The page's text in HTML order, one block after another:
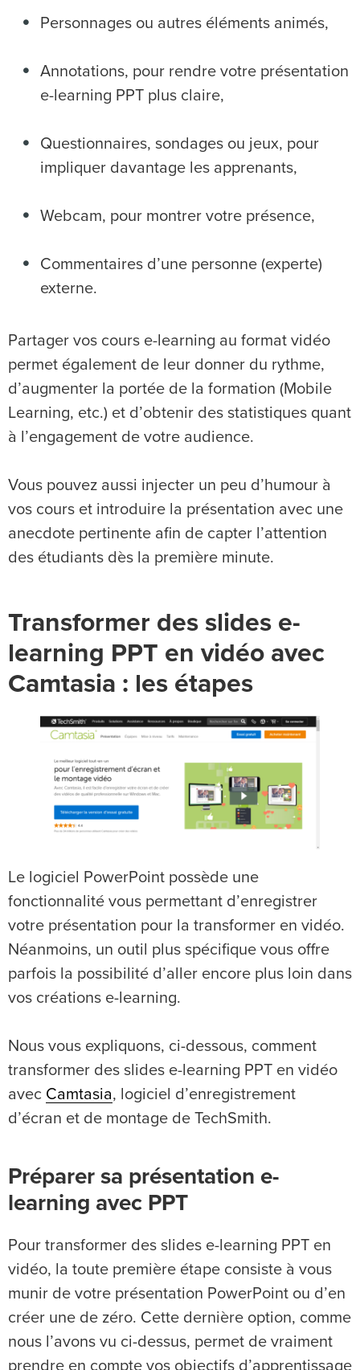
Personnages ou autres éléments animés,
Annotations, pour rendre votre présentation
e-learning PPT plus claire,
Questionnaires, sondages ou jeux, pour
impliquer davantage les apprenants,
Webcam, pour montrer votre présence,
Commentaires d’une personne (experte)
externe.
Partager vos cours e-learning au format vidéo
permet également de leur donner du rythme,
d’augmenter la portée de la formation (Mobile
Learning, etc.) et d’obtenir des statistiques quant
à l’engagement de votre audience.
Vous pouvez aussi injecter un peu d’humour à
vos cours et introduire la présentation avec une
anecdote pertinente afin de capter l’attention
des étudiants dès la première minute.
Transformer des slides e-
learning PPT en vidéo avec
Camtasia : les étapes
Le logiciel PowerPoint possède une
fonctionnalité vous permettant d’enregistrer
votre présentation pour la transformer en vidéo.
Néanmoins, un outil plus spécifique vous offre
parfois la possibilité d’aller encore plus loin dans
vos créations e-learning.
Nous vous expliquons, ci-dessous, comment
transformer des slides e-learning PPT en vidéo
avec Camtasia, logiciel d’enregistrement
d’écran et de montage de TechSmith.
Préparer sa présentation e-
learning avec PPT
Pour transformer des slides e-learning PPT en
vidéo, la toute première étape consiste à vous
munir de votre présentation PowerPoint ou d’en
créer une de zéro. Cette dernière option, comme
nous l’avons vu ci-dessus, permet de vraiment
prendre en compte vos objectifs d’apprentissage